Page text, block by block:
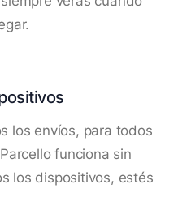
los envíos, para todos
funciona sin
los dispositivos, estés